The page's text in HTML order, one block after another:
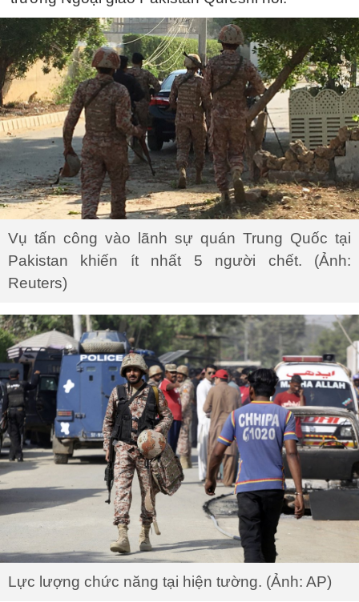
Vụ tấn công vào lãnh sự quán Trung Quốc tại
Pakistan khiến ít nhất 5 người chết. (Ảnh:
Reuters)
Lực lượng chức năng tại hiện tường. (Ảnh: AP)